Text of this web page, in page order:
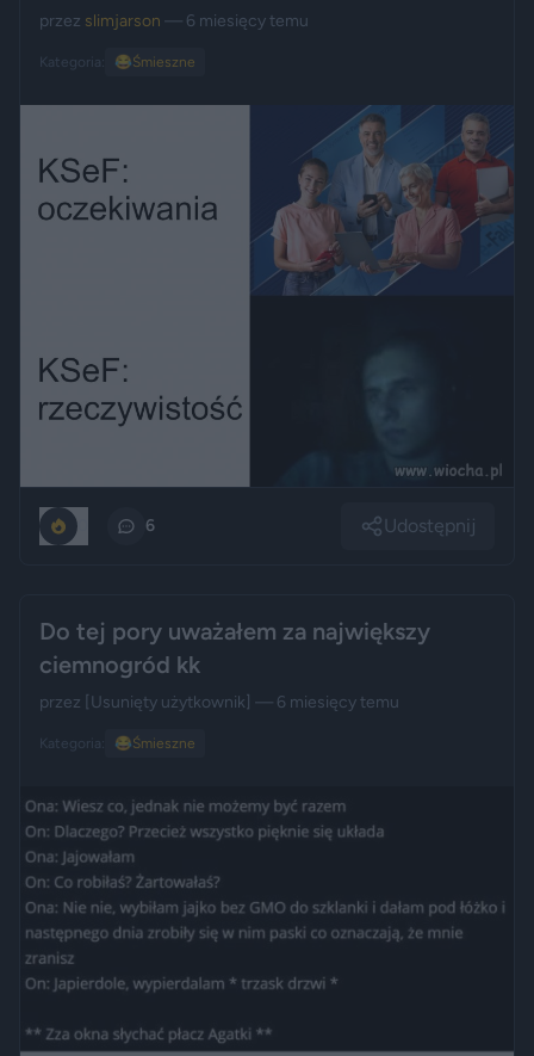
przez slimjarson — 6 miesięcy temu
Kategoria: 😂Śmieszne
6 Udostępnij
Do tej pory uważałem za największy
ciemnogród kk
przez [Usunięty użytkownik] — 6 miesięcy temu
Kategoria: 😂Śmieszne